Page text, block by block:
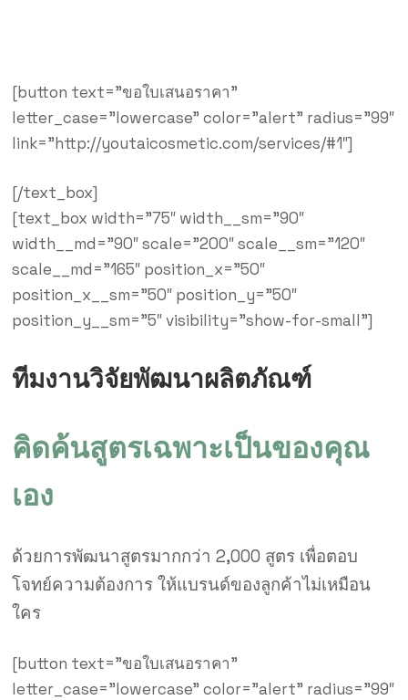
[button text=”ขอใบเสนอราคา”
letter_case=”lowercase” color=”alert” radius=”99″
link=”http://youtaicosmetic.com/services/#1″]
[/text_box]
[text_box width=”75″ width__sm=”90″
width__md=”90″ scale=”200″ scale__sm=”120″
scale__md=”165″ position_x=”50″
position_x__sm=”50″ position_y=”50″
position_y__sm=”5″ visibility=”show-for-small”]
ทีมงานวิจัยพัฒนาผลิตภัณฑ์
คิดค้นสูตรเฉพาะเป็นของคุณ
เอง
ด้วยการพัฒนาสูตรมากกว่า 2,000 สูตร เพื่อตอบ
โจทย์ความต้องการ ให้แบรนด์ของลูกค้าไม่เหมือน
ใคร
[button text=”ขอใบเสนอราคา”
letter_case=”lowercase” color=”alert” radius=”99″